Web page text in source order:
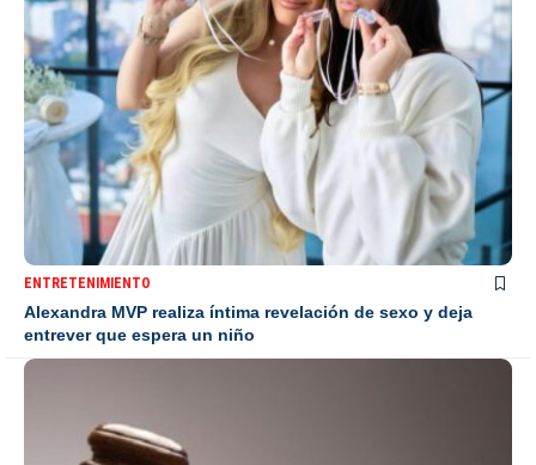
ENTRETENIMIENTO
Alexandra MVP realiza íntima revelación de sexo y deja
entrever que espera un niño